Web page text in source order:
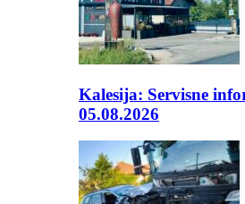
Kalesija: Servisne
05.08.2026